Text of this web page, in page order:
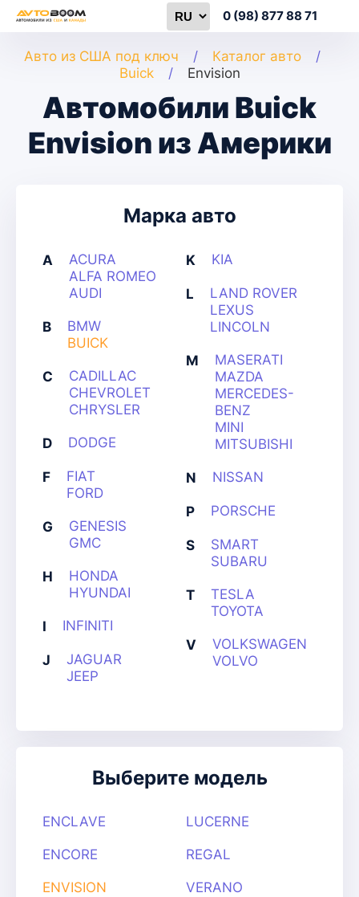
0 (98) 877 88 71
Авто из США под ключ
Каталог авто
Buick
Envision
Автомобили Buick
Envision из Америки
Марка авто
A
ACURA
ALFA ROMEO
AUDI
B
BMW
BUICK
C
CADILLAC
CHEVROLET
CHRYSLER
D DODGE
F
FIAT
FORD
G
GENESIS
GMC
H
HONDA
HYUNDAI
I INFINITI
J
JAGUAR
JEEP
K KIA
L
LAND ROVER
LEXUS
LINCOLN
M
MASERATI
MAZDA
MERCEDES-
BENZ
MINI
MITSUBISHI
N NISSAN
P PORSCHE
S
SMART
SUBARU
T
TESLA
TOYOTA
V
VOLKSWAGEN
VOLVO
Выберите модель
ENCLAVE
ENCORE
ENVISION
LUCERNE
REGAL
VERANO